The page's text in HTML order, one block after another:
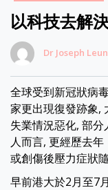
以科技去解
Dr Joseph
全球受到新冠狀病
家更出現復發跡象,
失業情況惡化, 部
人而言, 更經歷去
或創傷後壓力症狀隨
早前港大於2月至7